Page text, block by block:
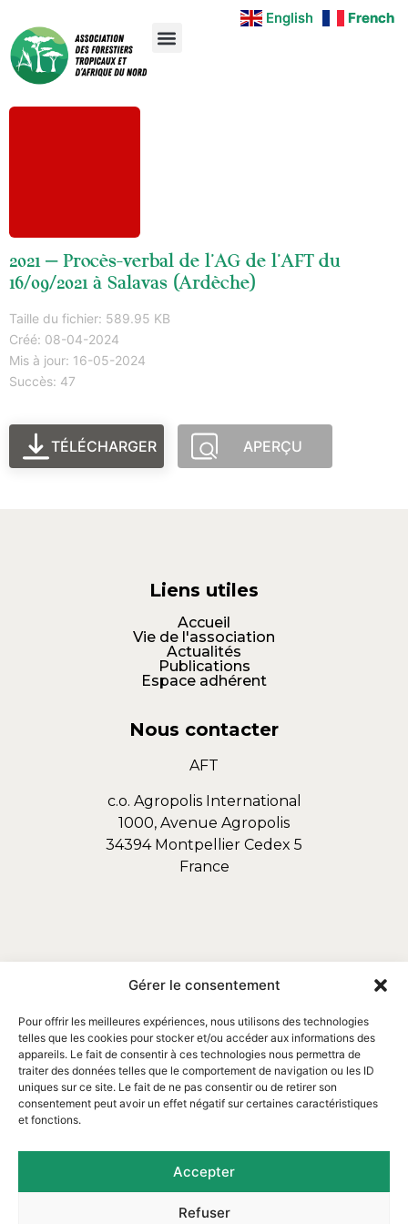
Gérer le consentement
Pour offrir les meilleures expériences, nous utilisons des technologies
telles que les cookies pour stocker et/ou accéder aux informations des
appareils. Le fait de consentir à ces technologies nous permettra de
traiter des données telles que le comportement de navigation ou les ID
uniques sur ce site. Le fait de ne pas consentir ou de retirer son
consentement peut avoir un effet négatif sur certaines caractéristiques
et fonctions.
Accepter
Refuser
2021 – Procès-verbal de l’AG de l’AFT du
16/09/2021 à Salavas (Ardèche)
Taille du fichier: 589.95 KB
Créé: 08-04-2024
Mis à jour: 16-05-2024
Succès: 47
TÉLÉCHARGER APERÇU
Email : contact@assofortrop.fr​
Liens utiles
Accueil
Vie de l'association
Actualités
Publications
Espace adhérent
Nous contacter
AFT
c.o. Agropolis International
1000, Avenue Agropolis
34394 Montpellier Cedex 5
France
English French
English French